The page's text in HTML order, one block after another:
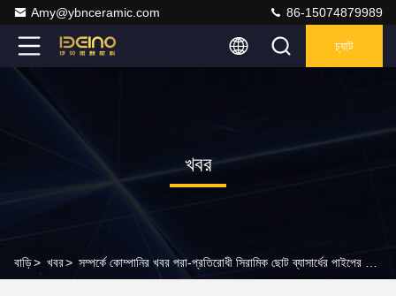
Amy@ybnceramic.com 86-15074879989
চ্যাট
খবর
বাড়ি> খবর>